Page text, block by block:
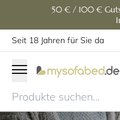
50 € / 100 €
Seit 18 Jahren für Sie da